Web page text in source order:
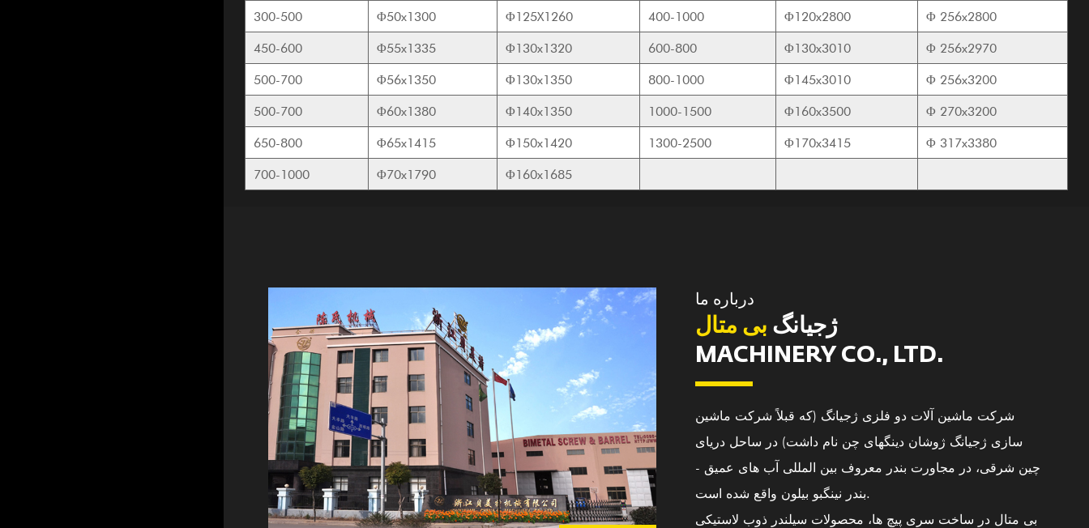
300-500
Φ50x1300 Φ125X1260 400-1000 Φ120x2800 Φ 256x2800
450-600
Φ55x1335 Φ130x1320 600-800 Φ130x3010 Φ 256x2970
500-700
Φ56x1350 Φ130x1350 800-1000 Φ145x3010 Φ 256x3200
500-700
Φ60x1380 Φ140x1350 1000-1500 Φ160x3500 Φ 270x3200
650-800
Φ65x1415 Φ150x1420 1300-2500 Φ170x3415 Φ 317x3380
700-1000
Φ70x1790 Φ160x1685
درباره ما
ژجیانگ بی متال
MACHINERY CO., LTD.
شرکت ماشین آلات دو فلزی ژجیانگ (که قبلاً شرکت ماشین
سازی ژجیانگ ژوشان دینگهای چن نام داشت) در ساحل دریای
چین شرقی، در مجاورت بندر معروف بین المللی آب های عمیق -
بندر نینگبو بیلون واقع شده است.
بی متال در ساخت سری پیچ ها، محصولات سیلندر ذوب لاستیکی